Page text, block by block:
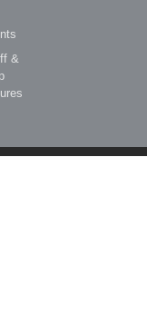
&